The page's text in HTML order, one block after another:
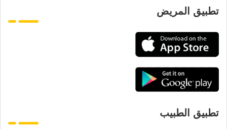
تطبيق المريض
تطبيق الطبيب